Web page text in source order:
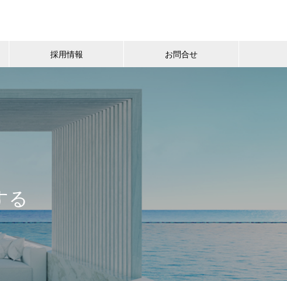
採用情報 お問合せ
る